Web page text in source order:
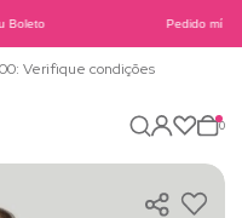
Boleto Pedido
Verifique condições
0